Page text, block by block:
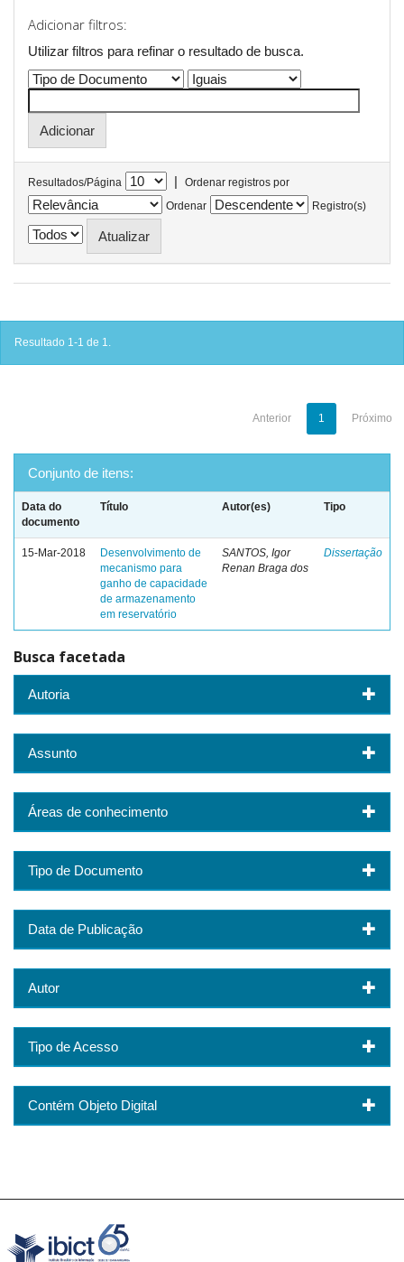
Adicionar filtros:
Utilizar filtros para refinar o resultado de busca.
Resultados/Página |
Ordenar registros por
Ordenar
Registro(s)
Resultado 1-1 de 1.
Anterior 1 Próximo
Conjunto de itens:
Data do
documento
Título Autor(es) Tipo
15-Mar-2018
Desenvolvimento de
mecanismo para
ganho de capacidade
de armazenamento
em reservatório
SANTOS, Igor
Renan Braga dos
Dissertação
Busca facetada
Autoria
Assunto
Áreas de conhecimento
Tipo de Documento
Data de Publicação
Autor
Tipo de Acesso
Contém Objeto Digital